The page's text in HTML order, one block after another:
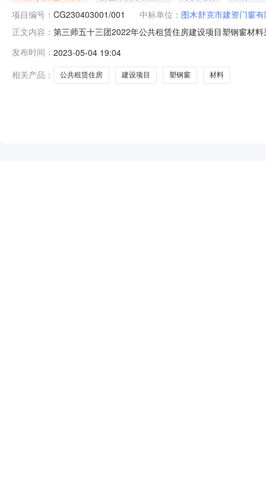
项目编号： CG230403001/001 中标单位： 图木舒克市建资门窗
正文内容： 第三师五十三团2022年公共租赁住房建设项目塑钢窗材
年公共租赁住房建设项目塑钢窗材料采购【重新采购】
克市建资门窗有限公司82
发布时间： 2023-05-04 19:04
相关产品：
公共租赁住房 建设项目 塑钢窗 材料